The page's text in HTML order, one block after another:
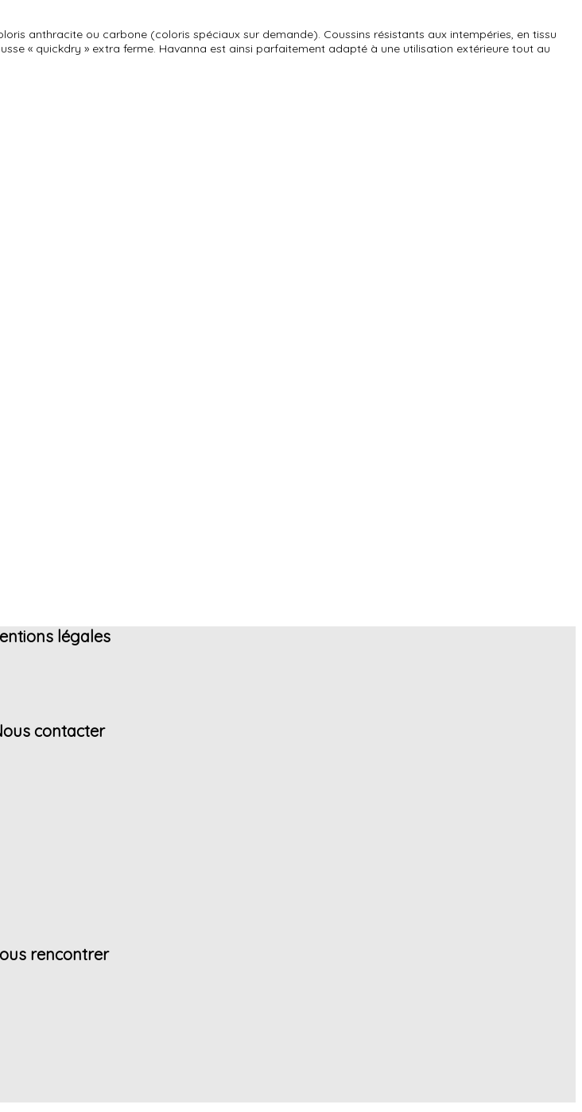
anthracite ou carbone (coloris spéciaux sur demande). Coussins résistants aux intempéries, en tissu
« quickdry » extra ferme. Havanna est ainsi parfaitement adapté à une utilisation extérieure tout au
légales
contacter
rencontrer